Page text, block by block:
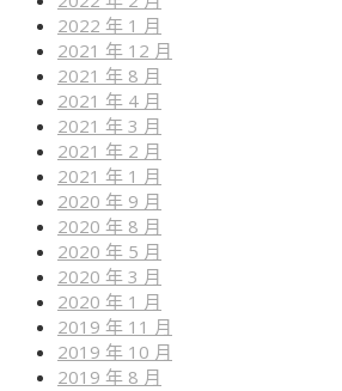
2022 年 1 月
2021 年 12 月
2021 年 8 月
2021 年 4 月
2021 年 3 月
2021 年 2 月
2021 年 1 月
2020 年 9 月
2020 年 8 月
2020 年 5 月
2020 年 3 月
2020 年 1 月
2019 年 11 月
2019 年 10 月
2019 年 8 月